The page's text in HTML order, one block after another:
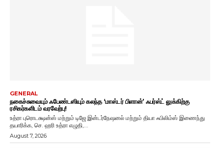
GENERAL
நகைச்சுவையும் ஃபேண்டஸியும் கலந்த ‘மாஸ்டர் பிளான்’ ஃபர்ஸ்ட் லுக்கிற்கு
ரசிகர்களிடம் வரவேற்பு!
உத்ரா புரொடக்ஷன்ஸ் மற்றும் டிஜே இன்டர்நேஷனல் மற்றும் தியா ஃபிலிம்ஸ் இணைந்து
தயாரிக்க, செ. ஹரி உத்ரா எழுதி,...
August 7, 2026